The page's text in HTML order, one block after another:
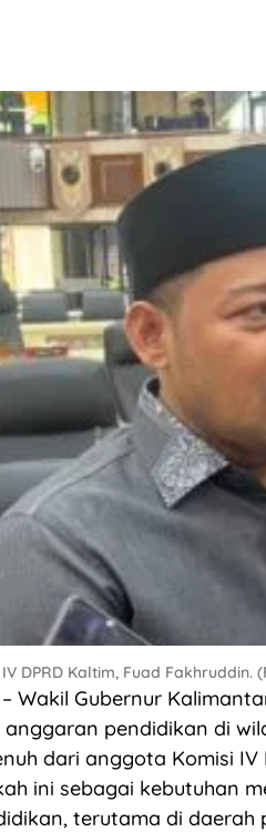
DPRD Kaltim, Fuad Fakhruddin.
– Wakil Gubernur
pendidikan di
dari anggota Komisi IV
ini sebagai kebutuhan
terutama di daerah